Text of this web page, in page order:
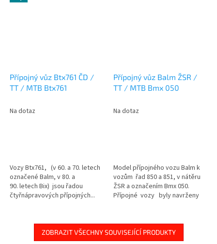
Přípojný vůz Btx761 ČD /
TT / MTB Btx761
Na dotaz
Vozy Btx761, (v 60. a 70. letech
označené Balm, v 80. a
90. letech Bix) jsou řadou
čtyřnápravových přípojných...
Přípojný vůz Balm ŽSR /
TT / MTB Bmx 050
Na dotaz
Model přípojného vozu Balm k
vozům řad 850 a 851, v nátěru
ŽSR a označením Bmx 050.
Přípojné vozy byly navrženy
ZOBRAZIT VŠECHNY SOUVISEJÍCÍ PRODUKTY